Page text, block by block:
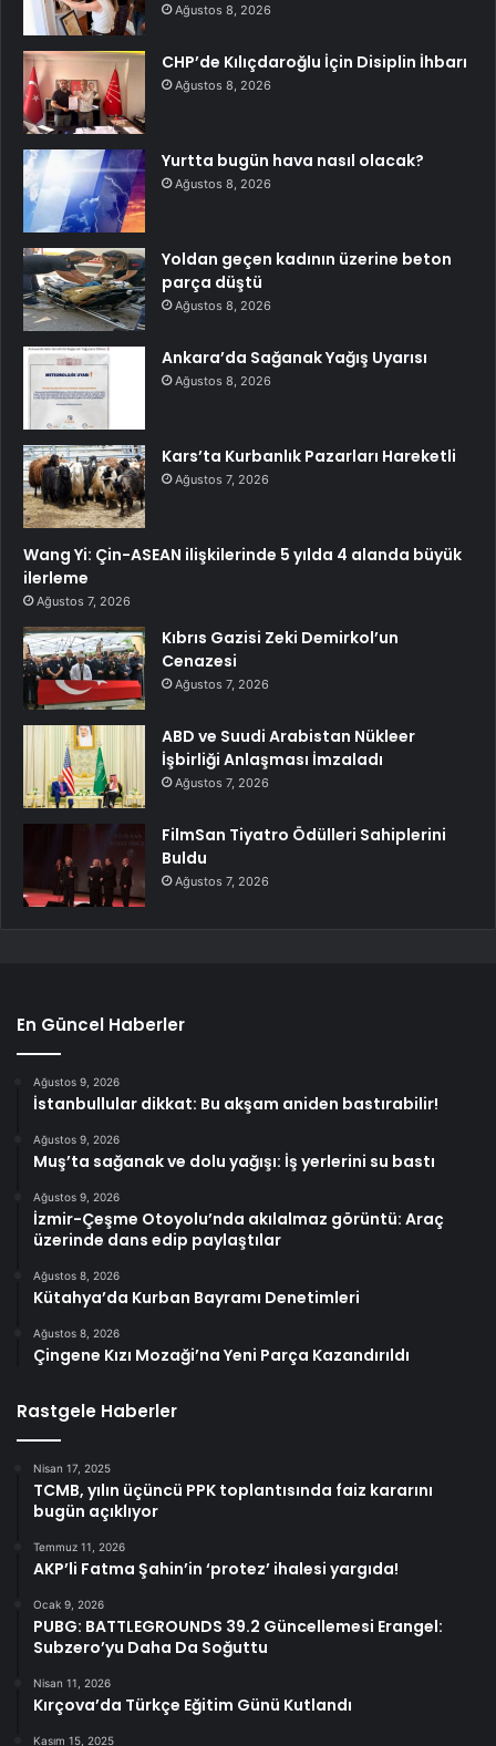
Ağustos 8, 2026
CHP’de Kılıçdaroğlu İçin Disiplin İhbarı
Ağustos 8, 2026
Yurtta bugün hava nasıl olacak?
Ağustos 8, 2026
Yoldan geçen kadının üzerine beton
parça düştü
Ağustos 8, 2026
Ankara’da Sağanak Yağış Uyarısı
Ağustos 8, 2026
Kars’ta Kurbanlık Pazarları Hareketli
Ağustos 7, 2026
Wang Yi: Çin-ASEAN ilişkilerinde 5 yılda 4 alanda büyük
ilerleme
Ağustos 7, 2026
Kıbrıs Gazisi Zeki Demirkol’un
Cenazesi
Ağustos 7, 2026
ABD ve Suudi Arabistan Nükleer
İşbirliği Anlaşması İmzaladı
Ağustos 7, 2026
FilmSan Tiyatro Ödülleri Sahiplerini
Buldu
Ağustos 7, 2026
En Güncel Haberler
Ağustos 9, 2026
İstanbullular dikkat: Bu akşam aniden bastırabilir!
Ağustos 9, 2026
Muş’ta sağanak ve dolu yağışı: İş yerlerini su bastı
Ağustos 9, 2026
İzmir-Çeşme Otoyolu’nda akılalmaz görüntü: Araç
üzerinde dans edip paylaştılar
Ağustos 8, 2026
Kütahya’da Kurban Bayramı Denetimleri
Ağustos 8, 2026
Çingene Kızı Mozaği’na Yeni Parça Kazandırıldı
Rastgele Haberler
Nisan 17, 2025
TCMB, yılın üçüncü PPK toplantısında faiz kararını
bugün açıklıyor
Temmuz 11, 2026
AKP’li Fatma Şahin’in ‘protez’ ihalesi yargıda!
Ocak 9, 2026
PUBG: BATTLEGROUNDS 39.2 Güncellemesi Erangel:
Subzero’yu Daha Da Soğuttu
Nisan 11, 2026
Kırçova’da Türkçe Eğitim Günü Kutlandı
Kasım 15, 2025